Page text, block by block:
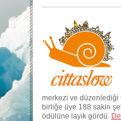
merkezi ve düzenlediği
birliğe üye 188 sakin
ödülüne layık gördü.